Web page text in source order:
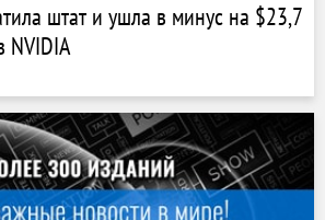
штат и ушла в минус на $23,7
NVIDIA